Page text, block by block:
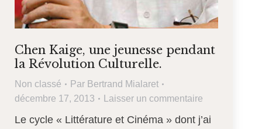
Chen Kaige, une jeunesse pendant
la Révolution Culturelle.
Non classé Par Bertrand Mialaret
décembre 17, 2013
Laisser un commentaire
Le cycle « Littérature et Cinéma » dont j’ai